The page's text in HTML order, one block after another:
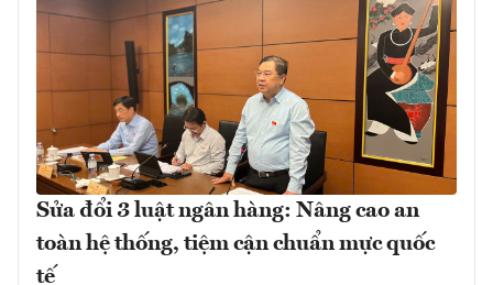
Sửa đổi 3 luật ngân hàng: Nâng cao an
toàn hệ thống, tiệm cận chuẩn mực quốc
tế